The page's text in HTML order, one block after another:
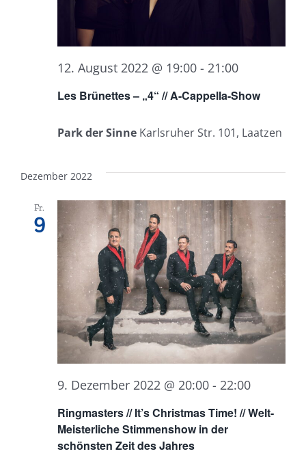
Les Brünettes – „4“ // A-Cappella-Show
12. August 2022 @ 19:00 - 21:00
Park der Sinne Karlsruher Str. 101, Laatzen
Dezember 2022
Fr.
9
Ringmasters // It’s Christmas Time! // Welt-
Meisterliche Stimmenshow in der
schönsten Zeit des Jahres
9. Dezember 2022 @ 20:00 - 22:00